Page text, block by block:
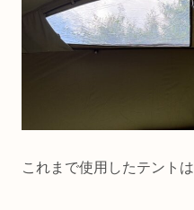
これまで使用したテントは